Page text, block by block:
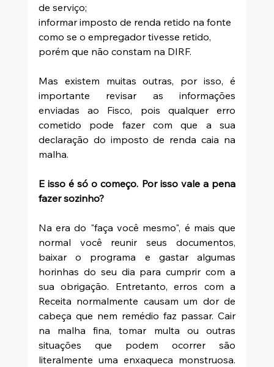
de serviço;
informar imposto de renda retido na fonte
como se o empregador tivesse retido,
porém que não constam na DIRF.
Mas existem muitas outras, por isso, é
importante revisar as informações
enviadas ao Fisco, pois qualquer erro
cometido pode fazer com que a sua
declaração do imposto de renda caia na
malha.
E isso é só o começo. Por isso vale a pena
fazer sozinho?
Na era do "faça você mesmo", é mais que
normal você reunir seus documentos,
baixar o programa e gastar algumas
horinhas do seu dia para cumprir com a
sua obrigação. Entretanto, erros com a
Receita normalmente causam um dor de
cabeça que nem remédio faz passar. Cair
na malha fina, tomar multa ou outras
situações que podem ocorrer são
literalmente uma enxaqueca monstruosa.